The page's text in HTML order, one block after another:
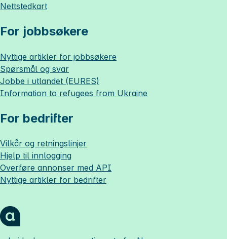
Nettstedkart
For jobbsøkere
Nyttige artikler for jobbsøkere
Spørsmål og svar
Jobbe i utlandet (EURES)
Information to refugees from Ukraine
For bedrifter
Vilkår og retningslinjer
Hjelp til innlogging
Overføre annonser med API
Nyttige artikler for bedrifter